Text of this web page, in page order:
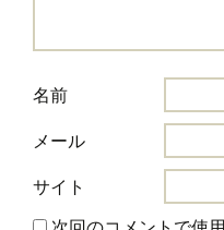
名前
メール
サイト